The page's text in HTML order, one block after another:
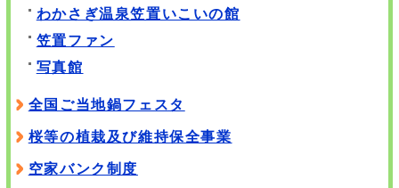
わかさぎ温泉笠置いこいの館
笠置ファン
写真館
全国ご当地鍋フェスタ
桜等の植栽及び維持保全事業
空家バンク制度